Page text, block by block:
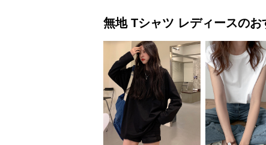
無地 Tシャツ レディースのお